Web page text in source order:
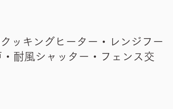
ッキングヒーター・レンジフー
耐風シャッター・フェンス交